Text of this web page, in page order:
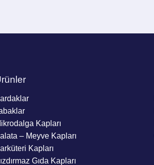
Kapları
– Meyve Kapları
Kapları
Gıda Kapları